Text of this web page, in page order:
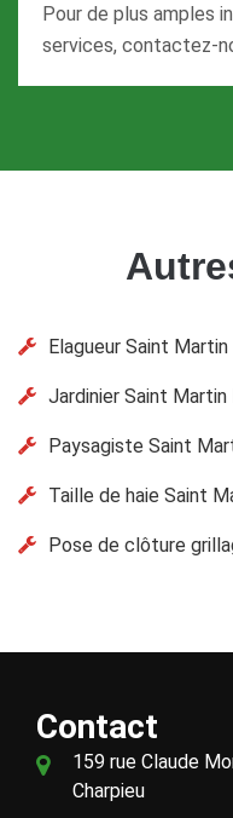
Pour de plus amples
services, contactez-
Elagueur Saint Martin
Jardinier Saint Martin
Paysagiste Saint
Taille de haie Saint
Pose de clôture
Contact
159 rue Claude
Charpieu